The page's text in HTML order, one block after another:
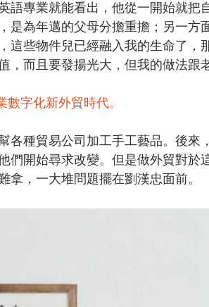
語專業就能看出，他從一開始就把
是為年邁的父母分擔重擔；另一方
這些物件兒已經融入我的生命了，
，而且要發揚光大，但我的做法跟
字化新外貿時代。
各種貿易公司加工手工藝品。後來
們開始尋求改變。但是做外貿對於
拿，一大堆問題擺在劉漢忠面前。